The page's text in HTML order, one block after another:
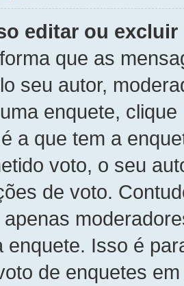
editar ou excluir
que as
seu autor,
enquete,
a que tem a
voto, o seu
de voto.
enquete. Isso é
de enquetes